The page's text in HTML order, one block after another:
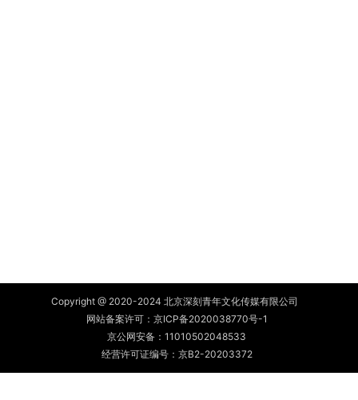
Copyright @ 2020-2024 北京深刻青年文化传媒有限公司
网站备案许可： 京ICP备2020038770号-1
京公网安备： 11010502048533
经营许可证编号：京B2-20203372